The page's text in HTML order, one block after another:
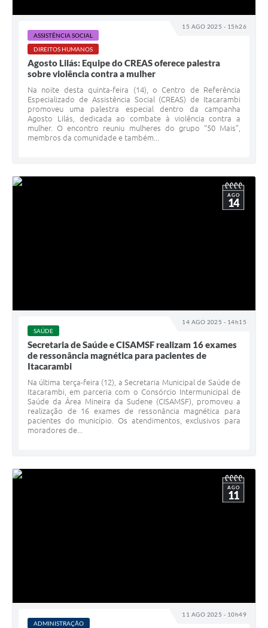
15 AGO 2025 - 15h26
ASSISTÊNCIA SOCIAL
DIREITOS HUMANOS
Agosto Lilás: Equipe do CREAS oferece palestra
sobre violência contra a mulher
Na noite desta quinta-feira (14), o Centro de Referência
Especializado de Assistência Social (CREAS) de Itacarambi
promoveu uma palestra especial dentro da campanha
Agosto Lilás, dedicada ao combate à violência contra a
mulher. O encontro reuniu mulheres do grupo “50 Mais”,
membros da comunidade e também...
14 AGO 2025 - 14h15
AGO
14
SAÚDE
Secretaria de Saúde e CISAMSF realizam 16 exames
de ressonância magnética para pacientes de
Itacarambi
Na última terça-feira (12), a Secretaria Municipal de Saúde de
Itacarambi, em parceria com o Consórcio Intermunicipal de
Saúde da Área Mineira da Sudene (CISAMSF), promoveu a
realização de 16 exames de ressonância magnética para
pacientes do município. Os atendimentos, exclusivos para
moradores de...
11 AGO 2025 - 10h49
AGO
11
ADMINISTRAÇÃO